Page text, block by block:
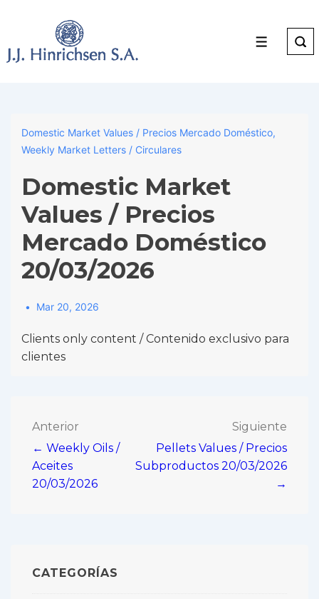
Main
Menu
Domestic Market Values / Precios Mercado Doméstico,
Weekly Market Letters / Circulares
Domestic Market
Values / Precios
Mercado Doméstico
20/03/2026
Mar 20, 2026
Clients only content / Contenido exclusivo para
clientes
Navegación
de
entradas
Anterior
← Weekly Oils /
Aceites
20/03/2026
Siguiente
Pellets Values / Precios
Subproductos 20/03/2026
→
CATEGORÍAS